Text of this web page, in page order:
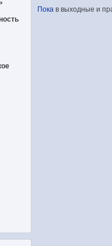
Пока в выходные и